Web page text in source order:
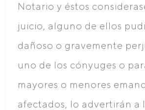
Notario y éstos
juicio, alguno de ellos
dañoso o gravemente
uno de los cónyuges o
mayores o menores
afectados, lo advertirán a